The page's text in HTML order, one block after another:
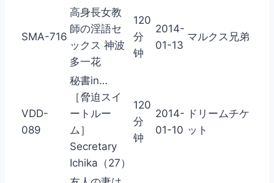
SMA-716
高身長女教
師の淫語セ
ックス 神波
多一花
120
分
钟
2014-
01-13
マルクス兄弟
VDD-
089
秘書in…
［脅迫スイ
ートルー
ム］
Secretary
Ichika（27）
120
分
钟
2014-
01-10
ドリームチケ
ット